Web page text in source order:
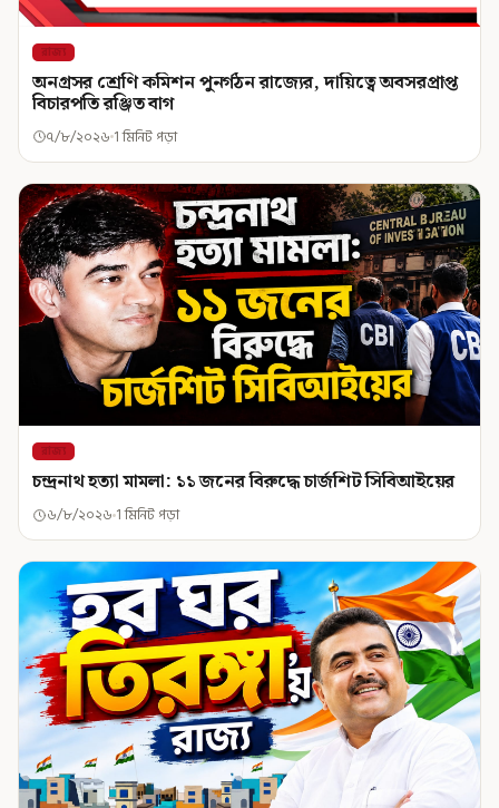
রাজ্য
অনগ্রসর শ্রেণি কমিশন পুনর্গঠন রাজ্যের, দায়িত্বে অবসরপ্রাপ্ত
বিচারপতি রঞ্জিত বাগ
৭/৮/২০২৬ 1 মিনিট পড়া
রাজ্য
চন্দ্রনাথ হত্যা মামলা: ১১ জনের বিরুদ্ধে চার্জশিট সিবিআইয়ের
৬/৮/২০২৬ 1 মিনিট পড়া